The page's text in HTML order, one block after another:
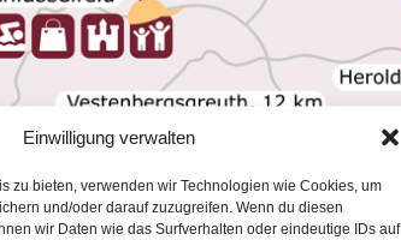
Einwilligung verwalten
zu bieten, verwenden wir Technologien wie Cookies, um
und/oder darauf zuzugreifen. Wenn du diesen
wir Daten wie das Surfverhalten oder eindeutige IDs auf